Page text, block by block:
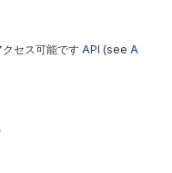
セス可能です API (see A